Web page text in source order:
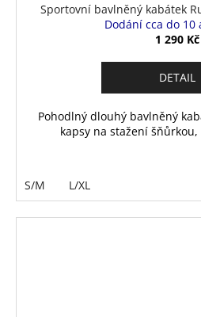
Sportovní bavlněný kabátek
Dodání cca do 10
1 290 Kč
DETAIL
Pohodlný dlouhý bavlněný
kapsy na stažení
S/M L/XL